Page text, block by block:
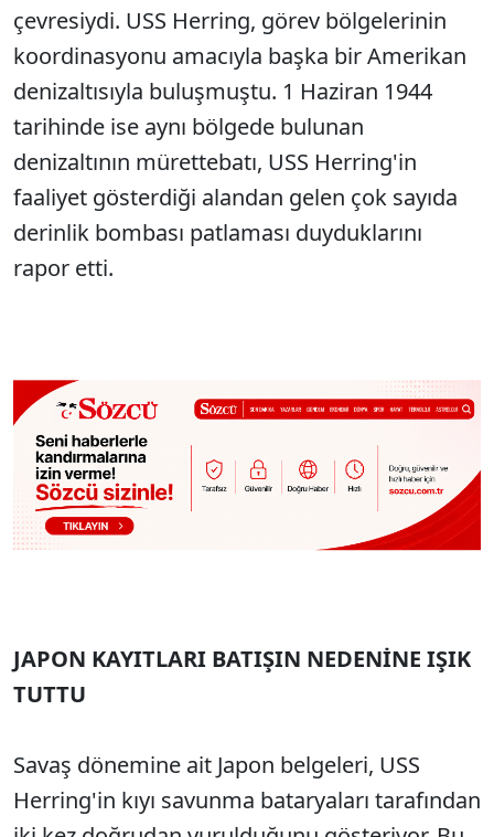
çevresiydi. USS Herring, görev bölgelerinin
koordinasyonu amacıyla başka bir Amerikan
denizaltısıyla buluşmuştu. 1 Haziran 1944
tarihinde ise aynı bölgede bulunan
denizaltının mürettebatı, USS Herring'in
faaliyet gösterdiği alandan gelen çok sayıda
derinlik bombası patlaması duyduklarını
rapor etti.
JAPON KAYITLARI BATIŞIN NEDENİNE IŞIK
TUTTU
Savaş dönemine ait Japon belgeleri, USS
Herring'in kıyı savunma bataryaları tarafından